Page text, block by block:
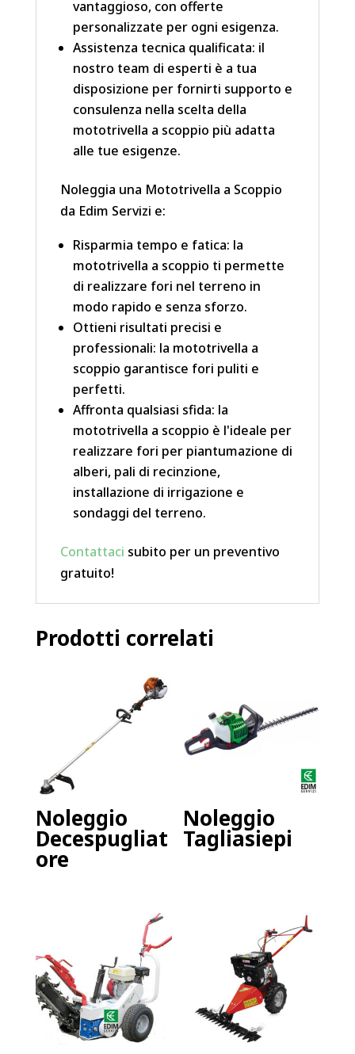
vantaggioso, con offerte
personalizzate per ogni esigenza.
Assistenza tecnica qualificata: il
nostro team di esperti è a tua
disposizione per fornirti supporto e
consulenza nella scelta della
mototrivella a scoppio più adatta
alle tue esigenze.
Noleggia una Mototrivella a Scoppio
da Edim Servizi e:
Risparmia tempo e fatica: la
mototrivella a scoppio ti permette
di realizzare fori nel terreno in
modo rapido e senza sforzo.
Ottieni risultati precisi e
professionali: la mototrivella a
scoppio garantisce fori puliti e
perfetti.
Affronta qualsiasi sfida: la
mototrivella a scoppio è l'ideale per
realizzare fori per piantumazione di
alberi, pali di recinzione,
installazione di irrigazione e
sondaggi del terreno.
Contattaci subito per un preventivo
gratuito!
Prodotti correlati
Noleggio
Decespugliat
ore
Noleggio
Tagliasiepi